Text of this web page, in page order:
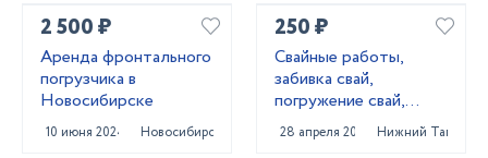
2 500 ₽
Аренда фронтального
погрузчика в
Новосибирске
10 июня 2024 Новосибирск
250 ₽
Свайные работы,
забивка свай,
погружение свай,
сваебойные работы,
свайный фундамент
28 апреля 2022 Нижний Тагил